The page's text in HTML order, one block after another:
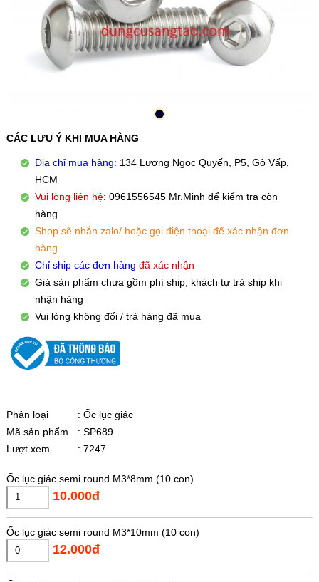
CÁC LƯU Ý KHI MUA HÀNG
Địa chỉ mua hàng: 134 Lương Ngọc Quyến, P5, Gò Vấp,
HCM
Vui lòng liên hệ: 0961556545 Mr.Minh để kiểm tra còn
hàng.
Shop sẽ nhắn zalo/ hoặc gọi điện thoại để xác nhận đơn
hàng
Chỉ ship các đơn hàng đã xác nhận
Giá sản phẩm chưa gồm phí ship, khách tự trả ship khi
nhận hàng
Vui lòng không đổi / trả hàng đã mua
Phân loại
: Ốc lục giác
Mã sản phẩm
: SP689
Lượt xem
: 7247
Ốc lục giác semi round M3*8mm (10 con)
10.000đ
Ốc lục giác semi round M3*10mm (10 con)
12.000đ